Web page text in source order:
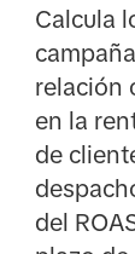
Calcula
relación
en la
de
del